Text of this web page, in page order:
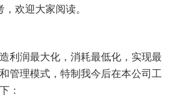
欢迎大家阅读。
利润最大化，消耗最低化，实现最
管理模式，特制我今后在本公司工
：